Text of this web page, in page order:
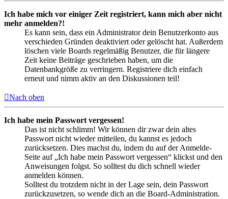
Ich habe mich vor einiger Zeit registriert, kann mich aber nicht
mehr anmelden?!
Es kann sein, dass ein Administrator dein Benutzerkonto aus
verschieden Gründen deaktiviert oder gelöscht hat. Außerdem
löschen viele Boards regelmäßig Benutzer, die für längere
Zeit keine Beiträge geschrieben haben, um die
Datenbankgröße zu verringern. Registriere dich einfach
erneut und nimm aktiv an den Diskussionen teil!
Nach oben
Ich habe mein Passwort vergessen!
Das ist nicht schlimm! Wir können dir zwar dein altes
Passwort nicht wieder mitteilen, du kannst es jedoch
zurücksetzen. Dies machst du, indem du auf der Anmelde-
Seite auf „Ich habe mein Passwort vergessen“ klickst und den
Anweisungen folgst. So solltest du dich schnell wieder
anmelden können.
Solltest du trotzdem nicht in der Lage sein, dein Passwort
zurückzusetzen, so wende dich an die Board-Administration.